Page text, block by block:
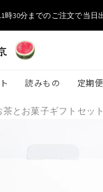
時30分までのご注文で当日
読みもの 定期便
とお菓子ギフトセット